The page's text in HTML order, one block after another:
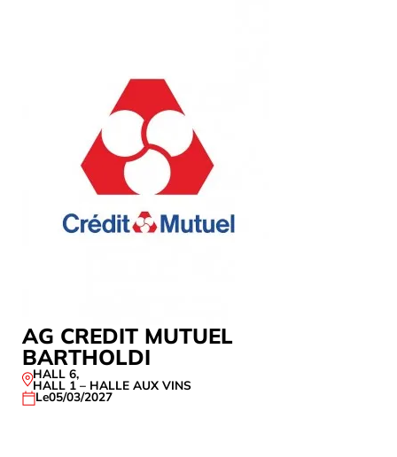
AG CREDIT MUTUEL
BARTHOLDI
HALL 6,
HALL 1 – HALLE AUX VINS
Le05/03/2027